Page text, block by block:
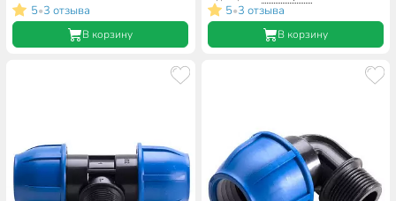
5•3 отзыва
В корзину
5•3 отзыва
В корзину